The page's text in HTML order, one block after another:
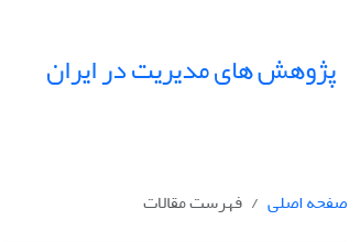
پژوهش های مدیریت در ایران
صفحه اصلی
فهرست مقالات